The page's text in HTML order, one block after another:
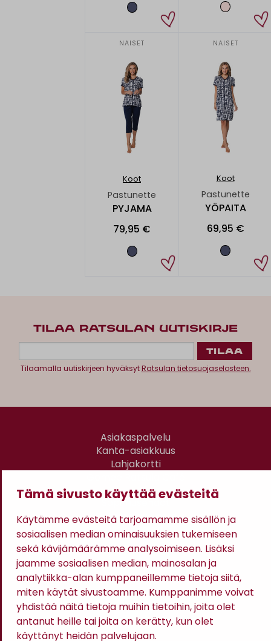
Tämä sivusto käyttää evästeitä
Käytämme evästeitä tarjoamamme sisällön ja
sosiaalisen median ominaisuuksien tukemiseen
sekä kävijämäärämme analysoimiseen. Lisäksi
jaamme sosiaalisen median, mainosalan ja
analytiikka-alan kumppaneillemme tietoja siitä,
miten käytät sivustoamme. Kumppanimme voivat
yhdistää näitä tietoja muihin tietoihin, joita olet
antanut heille tai joita on kerätty, kun olet
käyttänyt heidän palvelujaan.
NAISET
Koot
Pastunette
PYJAMA
79,95 €
NAISET
Koot
Pastunette
YÖPAITA
69,95 €
TILAA RATSULAN UUTISKIRJE
Tilaamalla uutiskirjeen hyväksytRatsulan tietosuojaselosteen.
Asiakaspalvelu
Kanta-asiakkuus
Lahjakortti
Sopimusehdot
Tietosuojaseloste
Maksutavat